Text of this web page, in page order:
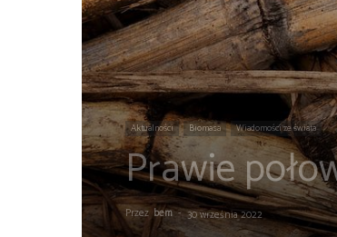
Aktualności Biomasa Wiadomości ze świata
Prawie
Przez bem- 30 września 2022